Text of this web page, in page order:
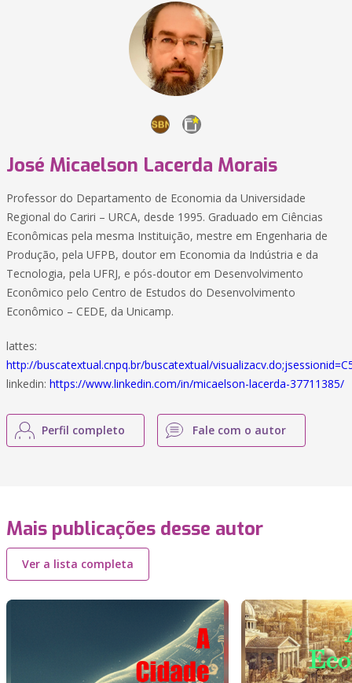
José Micaelson Lacerda Morais
Professor do Departamento de Economia da Universidade
Regional do Cariri – URCA, desde 1995. Graduado em Ciências
Econômicas pela mesma Instituição, mestre em Engenharia de
Produção, pela UFPB, doutor em Economia da Indústria e da
Tecnologia, pela UFRJ, e pós-doutor em Desenvolvimento
Econômico pelo Centro de Estudos do Desenvolvimento
Econômico – CEDE, da Unicamp.
lattes:
http://buscatextual.cnpq.br/buscatextual/
linkedin: https://www.linkedin.com/in/micaelson-lacerda-37711385/
Perfil completo Fale com o autor
Mais publicações desse autor
Ver a lista completa